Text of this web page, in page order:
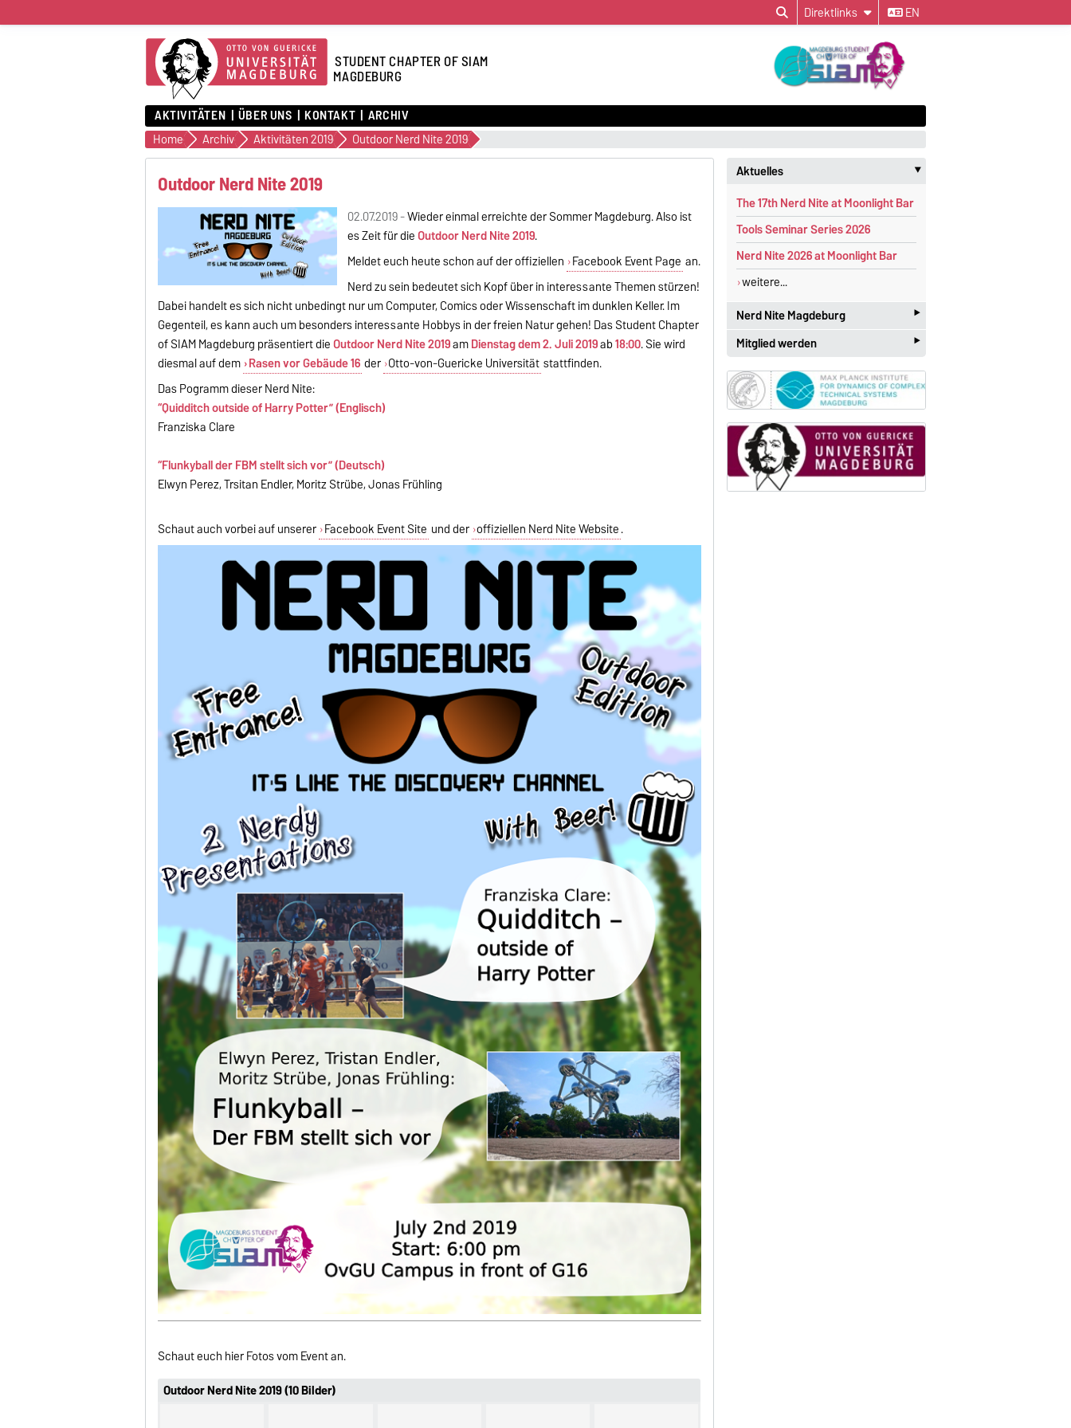
Direktlinks EN
STUDENT CHAPTER OF SIAM
MAGDEBURG
AKTIVITÄTEN ÜBER UNS KONTAKT ARCHIV
Home Archiv Aktivitäten 2019 Outdoor Nerd Nite 2019
Outdoor Nerd Nite 2019
02.07.2019 -Wieder einmal erreichte der Sommer Magdeburg. Also ist
es Zeit für dieOutdoor Nerd Nite 2019.
Meldet euch heute schon auf der offiziellen Facebook Event Page an.
Nerd zu sein bedeutet sich Kopf über in interessante Themen stürzen!
Dabei handelt es sich nicht unbedingt nur um Computer, Comics oder Wissenschaft im dunklen Keller. Im
Gegenteil, es kann auch um besonders interessante Hobbys in der freien Natur gehen! Das Student Chapter
of SIAM Magdeburg präsentiert dieOutdoor Nerd Nite 2019amDienstag dem 2. Juli 2019ab18:00. Sie wird
diesmal auf dem Rasen vor Gebäude 16 der Otto-von-Guericke Universität stattfinden.
Das Pogramm dieser Nerd Nite:
“Quidditch outside of Harry Potter” (Englisch)
Franziska Clare
“Flunkyball der FBM stellt sich vor” (Deutsch)
Elwyn Perez, Trsitan Endler, Moritz Strübe, Jonas Frühling
Schaut auch vorbei auf unserer Facebook Event Site und der offiziellen Nerd Nite Website.
Schaut euch hier Fotos vom Event an.
Outdoor Nerd Nite 2019 (10 Bilder)
Aktuelles ‣
The 17th Nerd Nite at Moonlight Bar
Tools Seminar Series 2026
Nerd Nite 2026 at Moonlight Bar
weitere...
Nerd Nite Magdeburg
‣
It's like the Discovery Channel - with
beer!
Offizielle Webseite:
magdeburg.nerdnite.com
Wir sind ständig auf derSuche
nach Referenten. Wenn ihr
Mitglied werden ‣
Studenten und Akademikermit
großen Interesse an der
angewandten Mathematiksind
herzlich willkommen! Die
Mitgliedschaft im Chapter ist
kostenlos.